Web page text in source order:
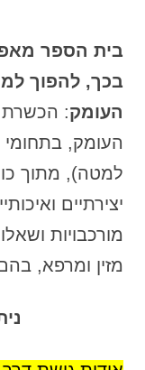
בית הספר
בכך, להפוך
העומק: הכשרת
העומק, בתחומי
למטה), מתוך
יצירתיים
מורכבויות
מזין ומרפא,